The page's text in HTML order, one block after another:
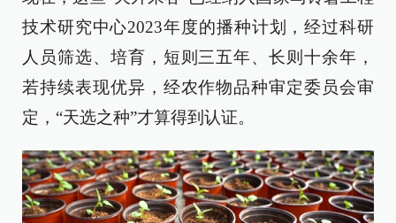
技术研究中心2023年度的播种计划，经过科研
人员筛选、培育，短则三五年、长则十余年，
若持续表现优异，经农作物品种审定委员会审
定，“天选之种”才算得到认证。